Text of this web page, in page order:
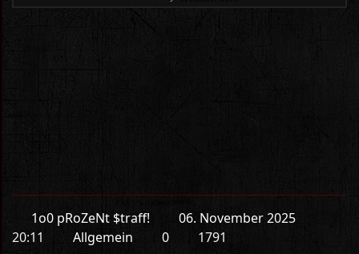
1o0 pRoZeNt $traff!
06. November 2025
20:11
Allgemein 0 1791